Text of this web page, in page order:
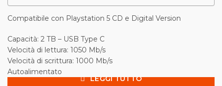
Compatibile con Playstation 5 CD e Digital Version
Capacità: 2 TB – USB Type C
Velocità di lettura: 1050 Mb/s
Velocità di scrittura: 1000 Mb/s
Autoalimentato
LEGGI TUTTO